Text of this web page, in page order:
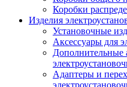
Коробки
Изделия
Установочные
Аксессуары для
Дополнительные
Адаптеры и